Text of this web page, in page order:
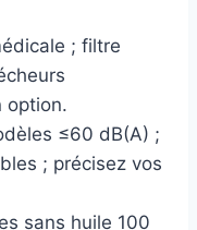
; filtre
option.
≤60 dB(A) ;
; précisez vos
sans huile 100